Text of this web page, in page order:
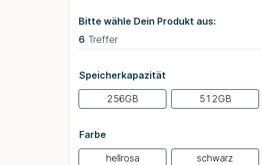
Bitte wähle Dein Produkt aus:
6 Treffer
Speicherkapazität
256GB
512GB
Farbe
hellrosa
schwarz